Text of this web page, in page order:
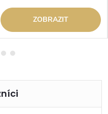
ZOBRAZIT